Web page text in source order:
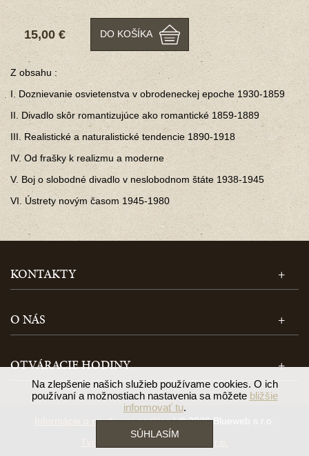
15,00 € DO KOŠÍKA
Z obsahu :
I. Doznievanie osvietenstva v obrodeneckej epoche 1930-1859
II. Divadlo skôr romantizujúce ako romantické 1859-1889
III. Realistické a naturalistické tendencie 1890-1918
IV. Od frašky k realizmu a moderne
V. Boj o slobodné divadlo v neslobodnom štáte 1938-1945
VI. Ústrety novým časom 1945-1980
KONTAKTY
O NÁS
OTVÁRACIE HODINY
Informácie o používaní cookies| © 2026 Blueweb s.r.o.
Na zlepšenie našich služieb používame cookies. O ich
používaní a možnostiach nastavenia sa môžete bližšie
informovať tu.
SÚHLASÍM